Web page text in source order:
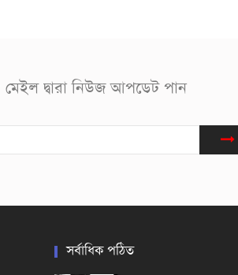
মেইল দ্বারা নিউজ আপডেট পান
সর্বাধিক পঠিত